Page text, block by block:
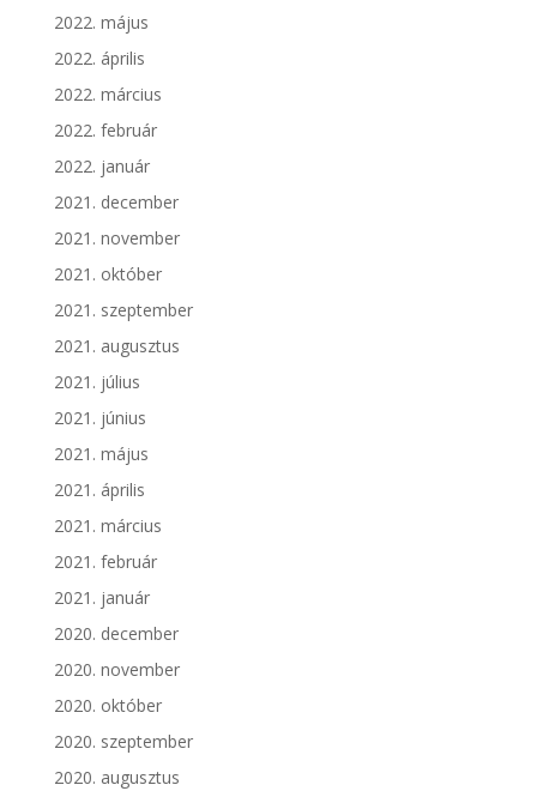
2022. május
2022. április
2022. március
2022. február
2022. január
2021. december
2021. november
2021. október
2021. szeptember
2021. augusztus
2021. július
2021. június
2021. május
2021. április
2021. március
2021. február
2021. január
2020. december
2020. november
2020. október
2020. szeptember
2020. augusztus